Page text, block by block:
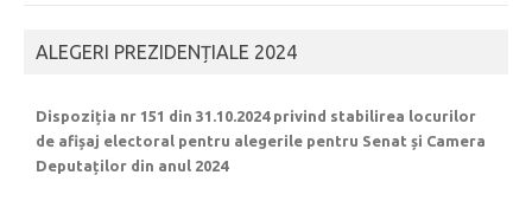
ALEGERI PREZIDENȚIALE 2024
Dispoziția nr 151 din 31.10.2024 privind stabilirea locurilor
de afișaj electoral pentru alegerile pentru Senat și Camera
Deputaților din anul 2024